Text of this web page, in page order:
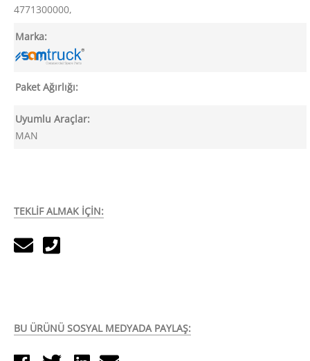
4771300000,
Marka:
Paket Ağırlığı:
Uyumlu Araçlar:
MAN
TEKLİF ALMAK İÇİN:
BU ÜRÜNÜ SOSYAL MEDYADA PAYLAŞ: